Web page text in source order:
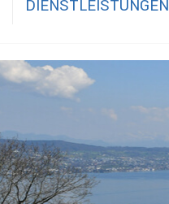
DIENSTLEISTUNGEN